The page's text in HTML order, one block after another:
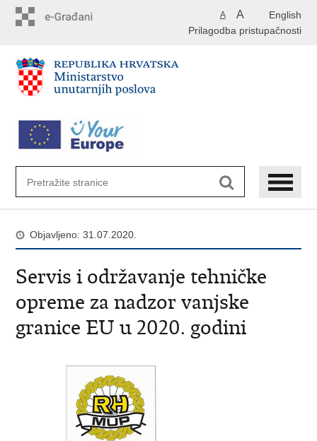
English
A A
Prilagodba pristupačnosti
Objavljeno: 31.07.2020.
Servis i održavanje tehničke
opreme za nadzor vanjske
granice EU u 2020. godini